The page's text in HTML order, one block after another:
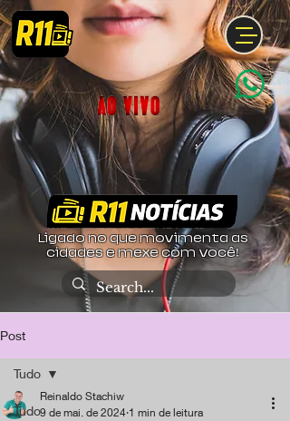
Ligado no que movimenta as
cidades e mexe com você!
Post
Tudo
Tudo
Reinaldo Stachiw
9 de mai. de 2024 1 min de leitura